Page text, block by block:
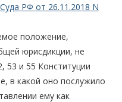
РФ от 26.11.2018 N
положение,
юрисдикции, не
53 и 55 Конституции
в какой оно послужило
ему как